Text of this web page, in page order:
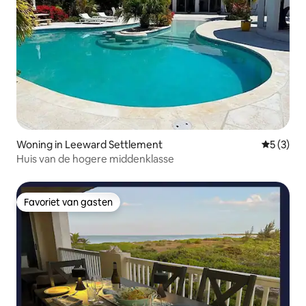
Woning in Leeward Settlement
5 (3)
Huis van de hogere middenklasse
Favoriet van gasten
Favoriet van gasten